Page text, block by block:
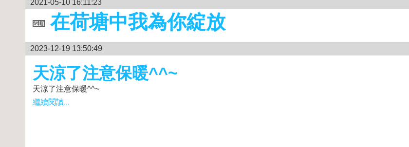
2021-05-10 16:11:23
在荷塘中我為你綻放
2023-12-19 13:50:49
天涼了注意保暖^^~
天涼了注意保暖^^~
繼續閱讀...